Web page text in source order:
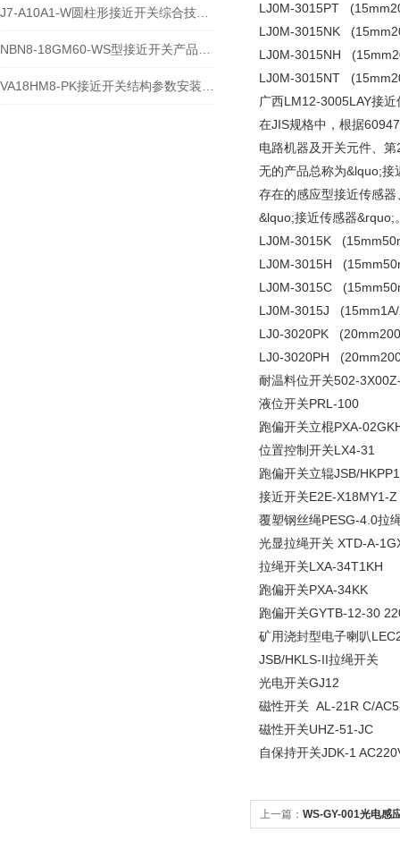
LJ0M-3015PT
LJ0M-3015NK
LJ0M-3015NH
LJ0M-3015NT
广西LM12-3005LAY接
在JIS规格中，根据
电路机器及开关元件、
无的产品总称为&lquo;接
存在的感应型接近传感
&lquo;接近传感器&rquo;
LJ0M-3015K
LJ0M-3015H
LJ0M-3015C
LJ0M-3015J (15mm1A/
LJ0-3020PK
LJ0-3020PH
耐温料位开关502-
液位开关PRL-100
跑偏开关立棍PXA-
位置控制开关LX4-31
跑偏开关立辊JSB/
接近开关E2E-X18MY1-Z
覆塑钢丝绳PESG-4.0拉
光显拉绳开关 XTD-A-
拉绳开关LXA-34T1KH
跑偏开关PXA-34KK
跑偏开关GYTB-12-30
矿用浇封型电子喇叭
JSB/HKLS-II拉绳开关
光电开关GJ12
磁性开关 AL-21R C/
磁性开关UHZ-51-JC
自保持开关JDK-1
上一篇： WS-GY-001光电感